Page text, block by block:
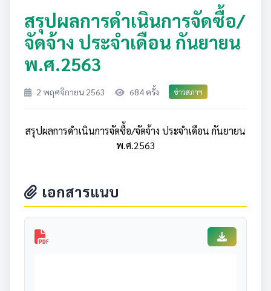
สรุปผลการดำเนินการจัดซื้อ/
จัดจ้าง ประจำเดือน กันยายน
พ.ศ.2563
2 พฤศจิกายน 2563 684 ครั้ง ข่าวสภาฯ
สรุปผลการดำเนินการจัดซื้อ/จัดจ้าง ประจำเดือน กันยายน
พ.ศ.2563
เอกสารแนบ